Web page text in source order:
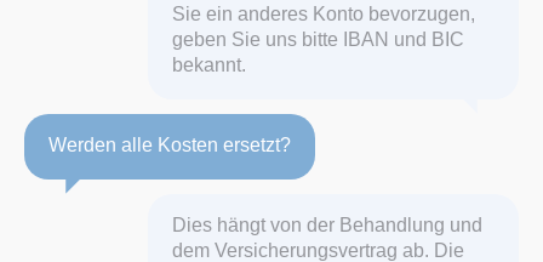
Sie ein anderes Konto bevorzugen,
geben Sie uns bitte IBAN und BIC
bekannt.
Werden alle Kosten ersetzt?
Dies hängt von der Behandlung und
dem Versicherungsvertrag ab. Die